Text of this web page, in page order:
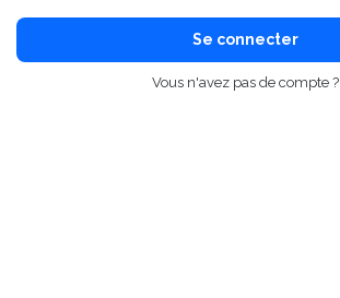
Se connecter
Vous n'avez pas de compte ?